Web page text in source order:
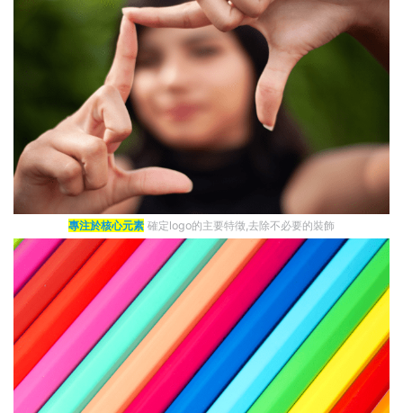
專注於核心元素 確定logo的主要特徵,去除不必要的裝飾